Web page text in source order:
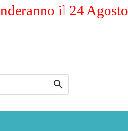
il 24 Agosto
